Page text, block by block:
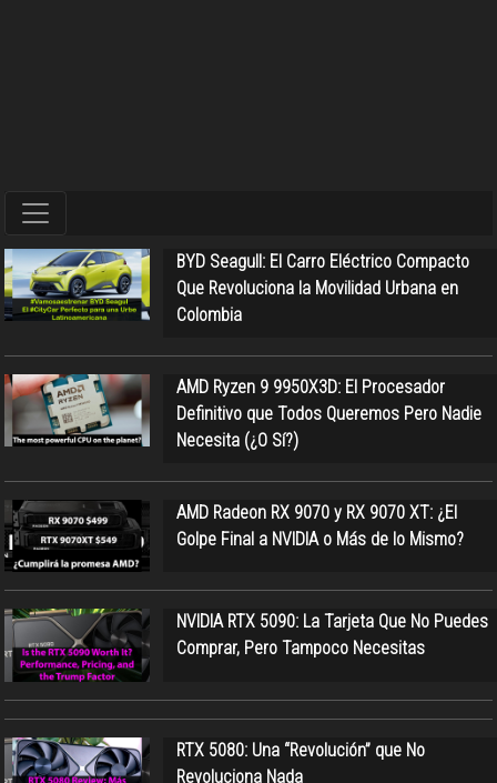
BYD Seagull: El Carro Eléctrico Compacto
Que Revoluciona la Movilidad Urbana en
Colombia
AMD Ryzen 9 9950X3D: El Procesador
Definitivo que Todos Queremos Pero Nadie
Necesita (¿O Sí?)
AMD Radeon RX 9070 y RX 9070 XT: ¿El
Golpe Final a NVIDIA o Más de lo Mismo?
NVIDIA RTX 5090: La Tarjeta Que No Puedes
Comprar, Pero Tampoco Necesitas
RTX 5080: Una “Revolución” que No
Revoluciona Nada